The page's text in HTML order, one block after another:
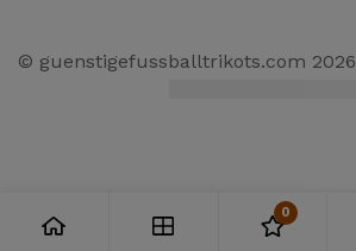
© guenstigefussballtrikots.com 2026
0